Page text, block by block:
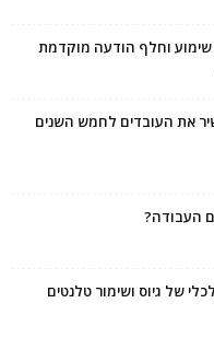
שימוע וחלף הודעה מוקדמת
את העובדים לחמש השנים
העבודה?